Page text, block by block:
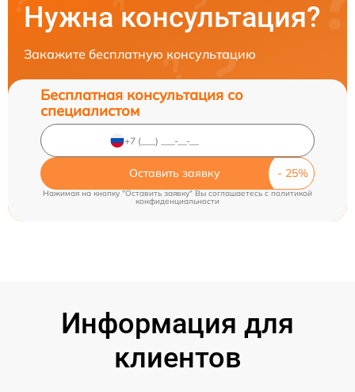
Нужна консультация?
Закажите бесплатную консультацию
Бесплатная консультация со
специалистом
Оставить заявку
Нажимая на кнопку "Оставить заявку" Вы соглашаетесь c политикой
конфиденциальности
Информация для
клиентов